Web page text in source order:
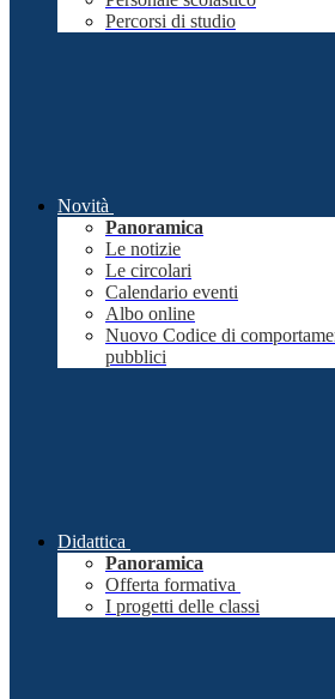
Percorsi di studio
Novità
Panoramica
Le notizie
Le circolari
Calendario eventi
Albo online
Nuovo Codice di
pubblici
Didattica
Panoramica
Offerta formativa
I progetti delle classi